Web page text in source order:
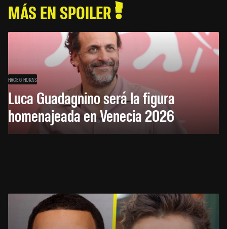
MÁS EN SPOILER
HACE 6 HORAS
Luca Guadagnino será la figura
homenajeada en Venecia 2026